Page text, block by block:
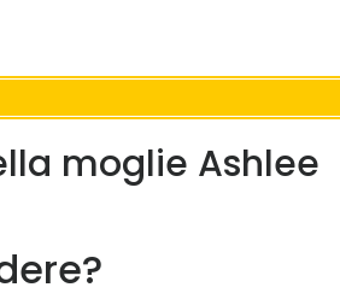
moglie Ashlee